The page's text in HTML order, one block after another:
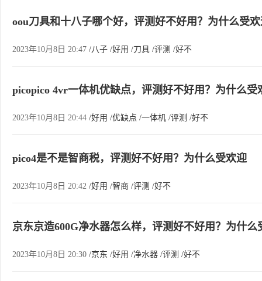
oou刀具和十八子哪个好，评测好不好用？为什么受
2023年10月8日 20:47 /八子 /好用 /刀具 /评测 /好不
picopico 4vr一体机优缺点，评测好不好用？为什么受
2023年10月8日 20:44 /好用 /优缺点 /一体机 /评测 /好不
pico4是不是智商税，评测好不好用？为什么受欢迎
2023年10月8日 20:42 /好用 /智商 /评测 /好不
京东京造600G净水器怎么样，评测好不好用？为什么
2023年10月8日 20:30 /京东 /好用 /净水器 /评测 /好不